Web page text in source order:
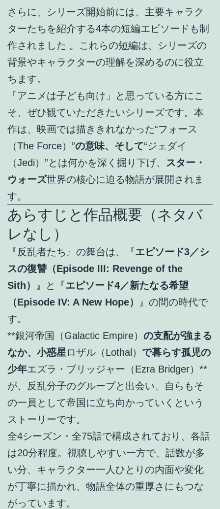
さらに、シリーズ開始前には、主要キャラク
ターたちを紹介する4本の短編エピソードも制
作されました 。 これらの短編は、シリーズの
背景やキャラクターの理解を深めるのに役立
ちます。
「アニメは子ども向け」と思っている方にこ
そ、ぜひ観ていただきたいシリーズです。本
作は、映画では描ききれなかった“フォース
（The Force）”の意味、そして“ジェダイ
（Jedi）”とは何かを深く掘り下げ、 スター・
ウォーズ世界の核心に迫る物語が展開されま
す。
あらすじと作品概要（ネタバ
レなし）
『反乱者たち』の舞台は、『エピソード3／シ
スの復讐（Episode III: Revenge of the
Sith）
』と『エピソード4／新たなる希望
（Episode IV: A New Hope）
』の間の時代で
す。
**銀河帝国（Galactic Empire） の支配が強まる
なか、小惑星ロザル（Lothal） で暮らす孤児の
少年エズラ・ブリッジャー（Ezra Bridger）**
が、反乱分子のグループと出会い、自らもそ
の一員として帝国に立ち向かっていくという
ストーリーです。
全4シーズン・全75話で構成されており、各話
は20分程度。視聴しやすい一方で、話数が多
い分、キャラクター一人ひとりの内面や変化
が丁寧に描かれ、物語全体の重厚さにもつな
がっています。